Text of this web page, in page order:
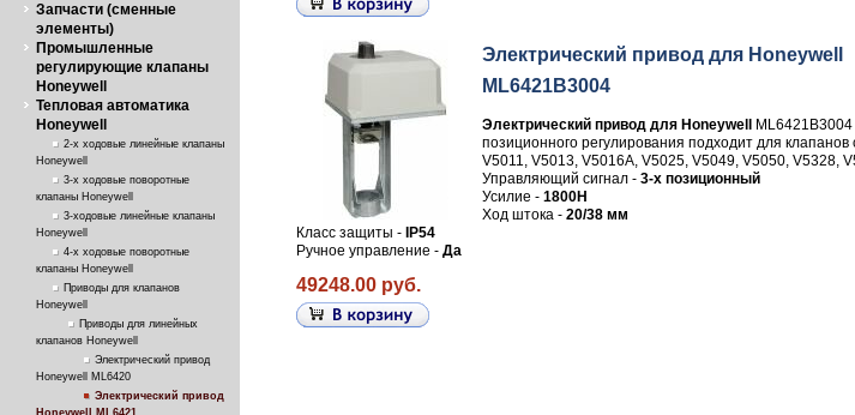
Запчасти (сменные
элементы)
Промышленные
регулирующие клапаны
Honeywell
Тепловая автоматика
Honeywell
2-х ходовые линейные клапаны
Honeywell
3-х ходовые поворотные
клапаны Honeywell
3-ходовые линейные клапаны
Honeywell
4-х ходовые поворотные
клапаны Honeywell
Приводы для клапанов
Honeywell
Приводы для линейных
клапанов Honeywell
Электрический привод
Honeywell ML6420
Электрический привод
Honeywell ML6421
Электрический привод для Honeywell
ML6421B3004
Электрический привод для Honeywell
ML6421B3004
позиционного регулирования подходит для клапанов
V5011, V5013, V5016A, V5025, V5049, V5050, V5328,
Управляющий сигнал -3-х позиционный
Усилие - 1800Н
Ход штока - 20/38 мм
Класс защиты -IP54
Ручное управление - Да
49248.00 руб.